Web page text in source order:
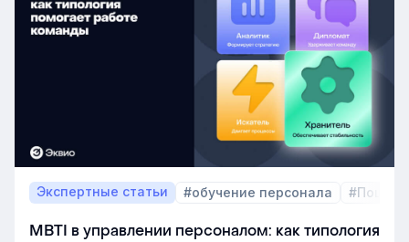
перестало требовать большого ресурса. Теперь это
важный инструмент для любой компании, которая не
хочет зависеть от капризов рынка труда. В статье
разберёмся, как выстроить процесс формирование
кадрового резерва с помощью современных
Экспертные статьи #обучение персонала
MBTI в управлении персоналом: как типология